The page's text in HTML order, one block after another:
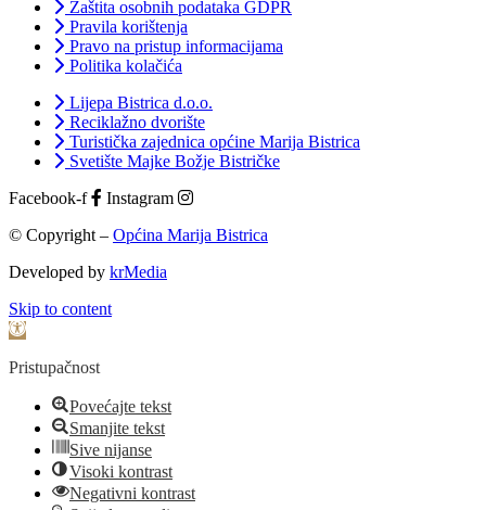
Zaštita osobnih podataka GDPR
Pravila korištenja
Pravo na pristup informacijama
Politika kolačića
Lijepa Bistrica d.o.o.
Reciklažno dvorište
Turistička zajednica općine Marija Bistrica
Svetište Majke Božje Bistričke
Facebook-f
Instagram
© Copyright – Općina Marija Bistrica
Developed by krMedia
Skip to content
Open toolbar
Pristupačnost
Povećajte tekst
Smanjite tekst
Sive nijanse
Visoki kontrast
Negativni kontrast